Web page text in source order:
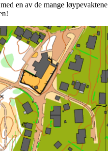
en av de mange løypevaktene